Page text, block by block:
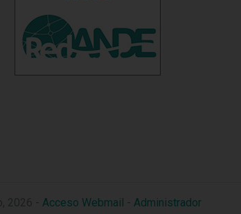
Acceso Webmail Administrador